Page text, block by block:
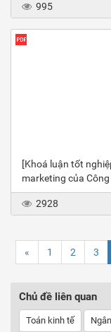
995
[Khoá luận tốt
marketing của
2928
« 1 2 3
Chủ đề liên quan
Toán kinh tế